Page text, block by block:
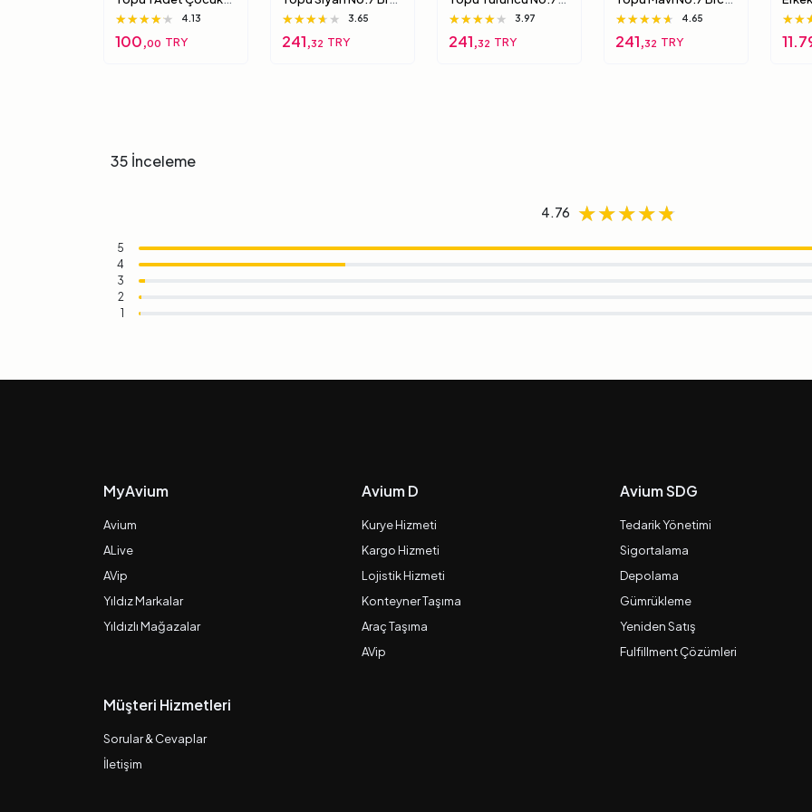
Için Yumuşak
Süngerimsi Içi Dolu
Top 6 Numara
★★★★★
★★★★★
★★★★★ 4.13
100,00 TRY
7 7 Numara
★★★★★
★★★★★
★★★★★ 3.65
241,32 TRY
Brc-7 5 Numara
★★★★★
★★★★★
★★★★★ 3.97
241,32 TRY
7 7 Numara
★★★★★
★★★★★
★★★★★ 4.65
241,32 TRY
35 İnceleme
4.76 ★★★★★
★★★★★
★★★★★
5
4
3
2
1
MyAvium
Avium
ALive
AVip
Yıldız Markalar
Yıldızlı Mağazalar
Avium D
Kurye Hizmeti
Kargo Hizmeti
Lojistik Hizmeti
Konteyner Taşıma
Araç Taşıma
AVip
Avium SDG
Tedarik Yönetimi
Sigortalama
Depolama
Gümrükleme
Yeniden Satış
Fulfillment Çözümleri
Müşteri Hizmetleri
Sorular & Cevaplar
İletişim